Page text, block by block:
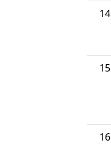
14
15
16